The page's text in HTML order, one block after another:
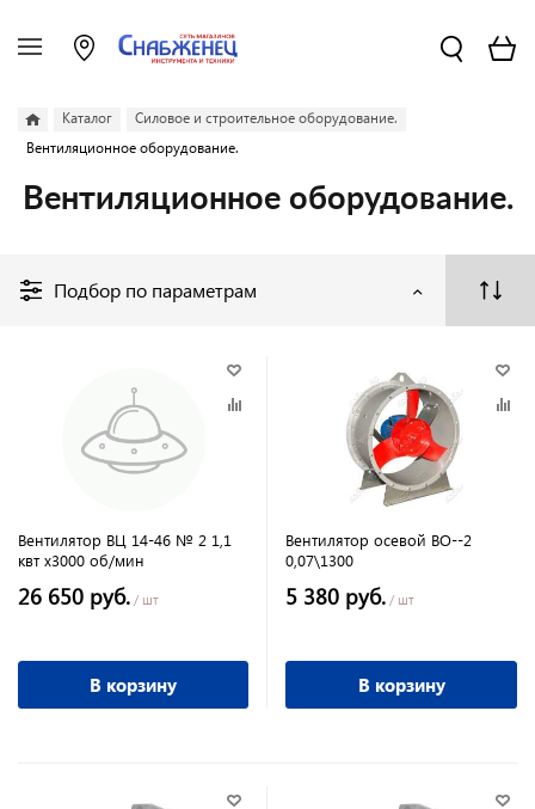
Каталог
Силовое и строительное оборудование.
Вентиляционное оборудование.
Вентиляционное оборудование.
Подбор по параметрам
Вентилятор ВЦ 14-46 № 2 1,1
квт х3000 об/мин
26 650 руб. / шт
В корзину
Вентилятор осевой ВО--2
0,07\1300
5 380 руб. / шт
В корзину